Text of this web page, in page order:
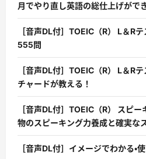
月でやり直し英語の総仕上げがで
［音声DL付］TOEIC（R） L＆R
555問
［音声DL付］TOEIC（R） L＆R
チャードが教える！
［音声DL付］TOEIC（R） スピ
物のスピーキング力養成と確実な
［音声DL付］イメージでわかる・